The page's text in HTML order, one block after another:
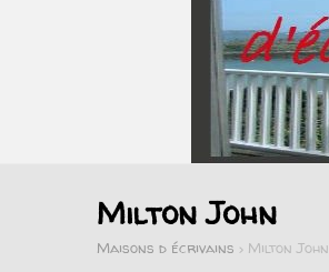
Milton John
Maisons d écrivains > Milton John